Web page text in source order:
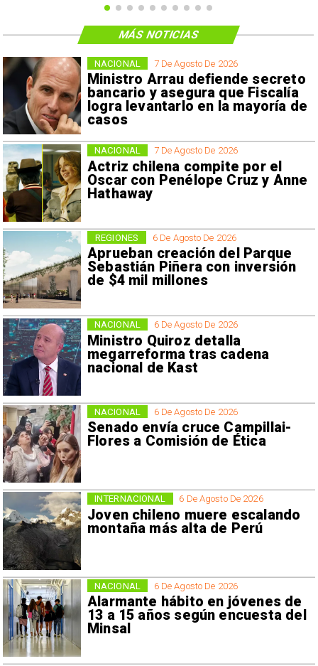
7 De Agosto De 2026
Ministro Arrau defiende secreto
bancario y asegura que Fiscalía
logra levantarlo en la mayoría de
casos
NACIONAL
7 De Agosto De 2026
Actriz chilena compite por el
Oscar con Penélope Cruz y Anne
Hathaway
NACIONAL
6 De Agosto De 2026
Aprueban creación del Parque
Sebastián Piñera con inversión
de $4 mil millones
REGIONES
6 De Agosto De 2026
Ministro Quiroz detalla
megarreforma tras cadena
nacional de Kast
NACIONAL
6 De Agosto De 2026
Senado envía cruce Campillai-
Flores a Comisión de Ética
NACIONAL
6 De Agosto De 2026
Joven chileno muere escalando
montaña más alta de Perú
INTERNACIONAL
6 De Agosto De 2026
Alarmante hábito en jóvenes de
13 a 15 años según encuesta del
Minsal
NACIONAL
MÁS NOTICIAS